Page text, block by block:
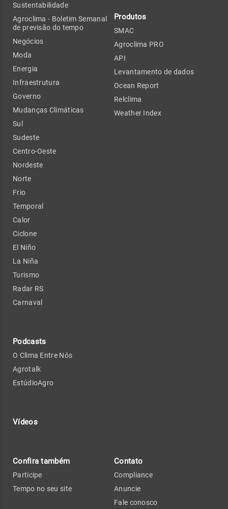
Sustentabilidade
Agroclima - Boletim Semanal
de previsão do tempo
Negócios
Moda
Energia
Infraestrutura
Governo
Mudanças Climáticas
Sul
Sudeste
Centro-Oeste
Nordeste
Norte
Frio
Temporal
Calor
Ciclone
El Niño
La Niña
Turismo
Radar RS
Carnaval
Podcasts
O Clima Entre Nós
Agrotalk
EstúdioAgro
Vídeos
Produtos
SMAC
Agroclima PRO
API
Levantamento de dados
Ocean Report
Relclima
Weather Index
Confira também
Participe
Tempo no seu site
Contato
Compliance
Anuncie
Fale conosco